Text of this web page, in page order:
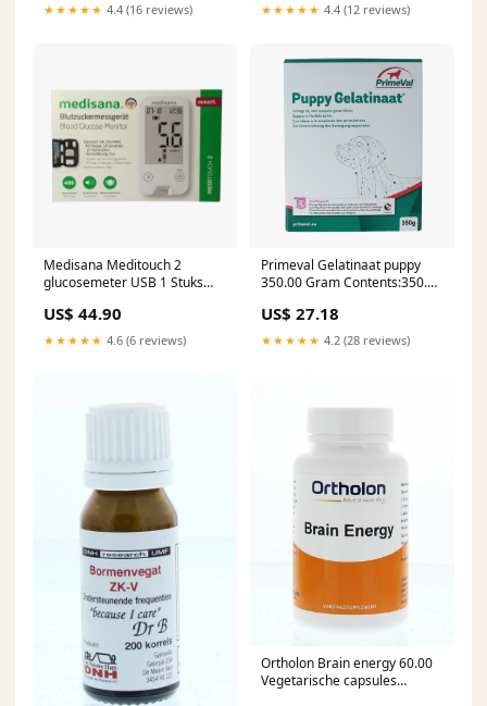
★★★★★ 4.4 (16 reviews) ★★★★★ 4.4 (12 reviews)
Medisana Meditouch 2
glucosemeter USB 1 Stuks
US$ 44.90
★★★★★ 4.6 (6 reviews)
Primeval Gelatinaat puppy
350.00 Gram Contents:350.00
US$ 27.18
★★★★★ 4.2 (28 reviews)
Ortholon Brain energy 60.00
Vegetarische capsules